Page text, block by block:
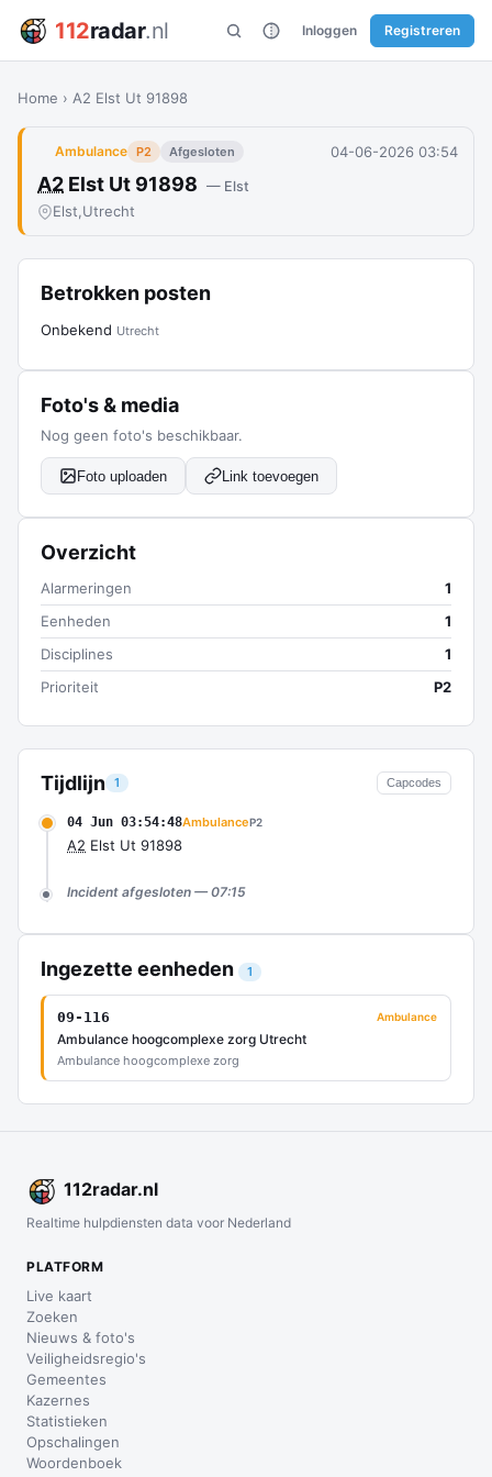
112radar.nl Inloggen Registreren
Home › A2 Elst Ut 91898
Ambulance P2 Afgesloten 04-06-2026 03:54
A2 Elst Ut 91898 — Elst
Elst,Utrecht
Tijdlijn 1 Capcodes
04 Jun 03:54:48AmbulanceP2
A2 Elst Ut 91898
Incident afgesloten — 07:15
Ingezette eenheden 1
09-116 Ambulance
Ambulance hoogcomplexe zorg Utrecht
Ambulance hoogcomplexe zorg
Betrokken posten
Onbekend Utrecht
Foto's & media
Nog geen foto's beschikbaar.
Foto uploaden Link toevoegen
Overzicht
Alarmeringen
1
Eenheden
1
Disciplines
1
Prioriteit
P2
112radar.nl
Realtime hulpdiensten data voor Nederland
PLATFORM
Live kaart
Zoeken
Nieuws & foto's
Veiligheidsregio's
Gemeentes
Kazernes
Statistieken
Opschalingen
Woordenboek